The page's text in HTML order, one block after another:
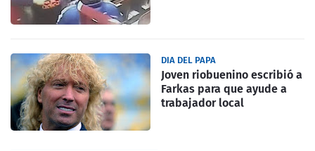
DIA DEL PAPA
Joven riobuenino escribió a
Farkas para que ayude a
trabajador local